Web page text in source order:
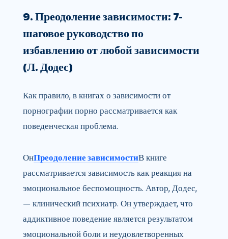
9. Преодоление зависимости: 7-
шаговое руководство по
избавлению от любой зависимости
(Л. Додес)
Как правило, в книгах о зависимости от
порнографии порно рассматривается как
поведенческая проблема.
ОнПреодоление зависимостиВ книге
рассматривается зависимость как реакция на
эмоциональное беспомощность. Автор, Додес,
— клинический психиатр. Он утверждает, что
аддиктивное поведение является результатом
эмоциональной боли и неудовлетворенных